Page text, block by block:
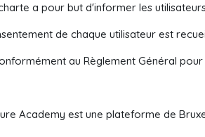
a pour but d'informer les
de chaque utilisateur est
au Règlement Général
Academy est une plateforme de